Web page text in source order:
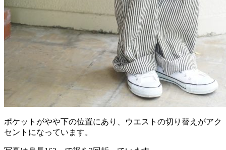
ポケットがやや下の位置にあり、ウエストの切り替えがアク
セントになっています。